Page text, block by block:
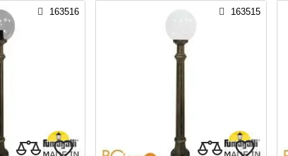
163516 163515